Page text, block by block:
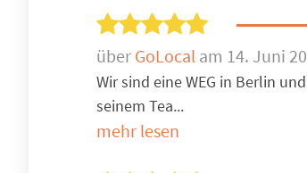
über GoLocal am 14. Juni
Wir sind eine WEG in Berlin
seinem Tea...
mehr lesen